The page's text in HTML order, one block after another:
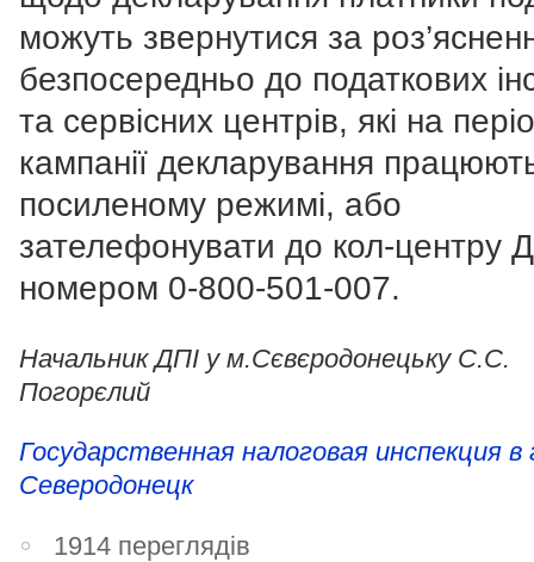
можуть звернутися за
безпосередньо до податкових
та сервісних центрів, які на
кампанії декларування
посиленому режимі, або
зателефонувати до кол-центру
номером 0-800-501-007.
Начальник ДПІ у м.Сєвєродонецьку С.С.
Погорєлий
Государственная налоговая инспекция в
Северодонецк
1914 переглядів